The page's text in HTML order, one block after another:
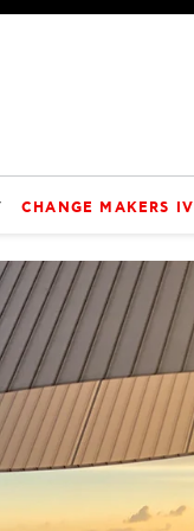
CHANGE MAKERS IV